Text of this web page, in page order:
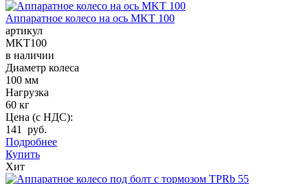
Аппаратное колесо на ось MKT 100
артикул
MKT100
в наличии
Диаметр колеса
100 мм
Нагрузка
60 кг
Цена (с НДС):
141 руб.
Подробнее
Купить
Хит